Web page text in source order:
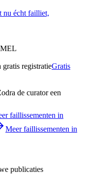
nu écht failliet,
gratis registratieGratis
de curator een
faillissementen in
Meer faillissementen in
publicaties